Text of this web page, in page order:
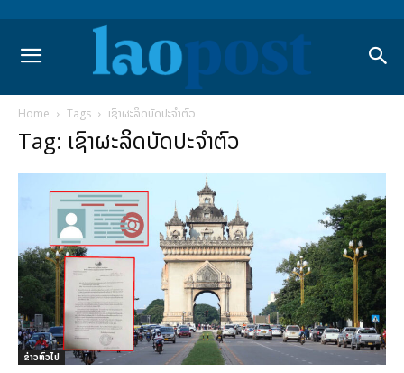
Home Tags ເຊົາຜະລິດບັດປະຈຳຕົວ
Tag: ເຊົາຜະລິດບັດປະຈຳຕົວ
ຂ່າວທົ່ວໄປ